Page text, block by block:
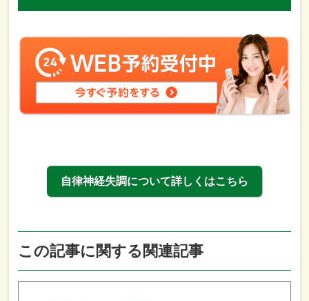
自律神経失調について詳しくはこちら
この記事に関する関連記事